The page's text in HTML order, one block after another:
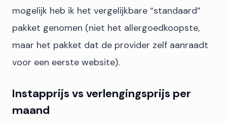
mogelijk heb ik het vergelijkbare “standaard”
pakket genomen (niet het allergoedkoopste,
maar het pakket dat de provider zelf aanraadt
voor een eerste website).
Instapprijs vs verlengingsprijs per
maand